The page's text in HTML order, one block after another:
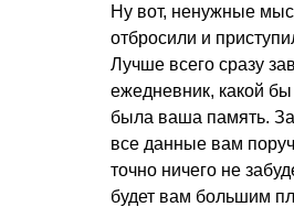
Ну вот, ненужные
отбросили и
Лучше всего сразу
ежедневник, какой
была ваша память.
все данные вам
точно ничего не
будет вам большим